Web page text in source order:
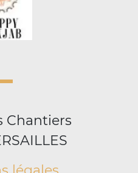
Chantiers